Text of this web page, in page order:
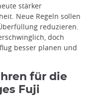
stärker
Neue Regeln sollen
reduzieren.
doch
besser planen und
für die
Fuji